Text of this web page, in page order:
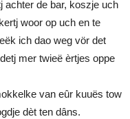
achter de bar, koszje uch
woor op uch en te
ich dao weg vör det
mer twieë èrtjes oppe
van eûr kuuës tow
dèt ten dâns.